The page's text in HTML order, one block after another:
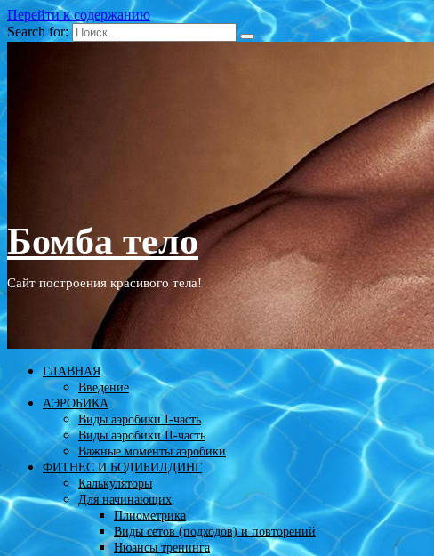
Перейти к содержанию
Search for:
Бомба тело
Сайт построения красивого тела!
ГЛАВНАЯ
Введение
АЭРОБИКА
Виды аэробики І-часть
Виды аэробики ІІ-часть
Важные моменты аэробики
ФИТНЕС И БОДИБИЛДИНГ
Калькуляторы
Для начинающих
Плиометрика
Виды сетов (подходов) и повторений
Нюансы тренинга